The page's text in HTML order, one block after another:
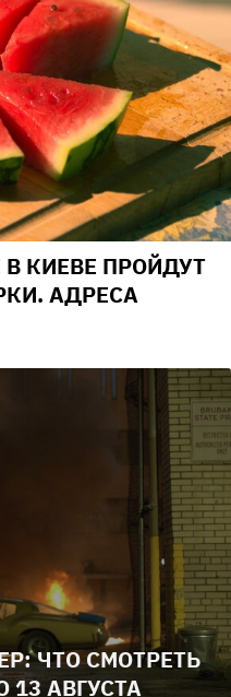
КИЕВЕ ПРОЙДУТ
АДРЕСА
ЧТО СМОТРЕТЬ
13 АВГУСТА